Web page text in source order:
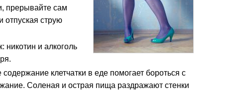
прерывайте сам
отпуская струю
никотин и алкоголь
клетчатки в еде помогает бороться с
Соленая и острая пища раздражают стенки